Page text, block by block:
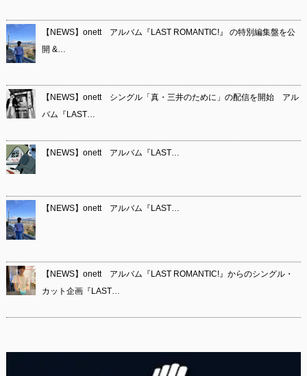
【NEWS】onett アルバム『LAST ROMANTIC!』 の特別編集盤を公
開 &…
【NEWS】onett シングル「真・三井のために」の配信を開始 アル
バム『LAST…
【NEWS】onett アルバム『LAST…
【NEWS】onett アルバム『LAST…
【NEWS】onett アルバム『LAST ROMANTIC!』からのシングル・
カット企画『LAST…